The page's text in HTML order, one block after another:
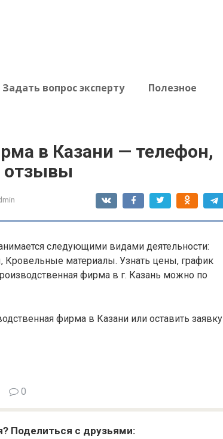
Задать вопрос эксперту Полезное
в Казани — телефон,
отзывы
следующими видами деятельности:
Кровельные материалы. Узнать цены, график
фирма в г. Казань можно по
фирма в Казани или оставить заявку
0
Поделиться с друзьями: